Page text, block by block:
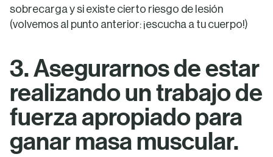
sobrecarga y si existe cierto riesgo de lesión
(volvemos al punto anterior: ¡escucha a tu cuerpo!)
3. Asegurarnos de estar
realizando un trabajo de
fuerza apropiado para
ganar masa muscular.